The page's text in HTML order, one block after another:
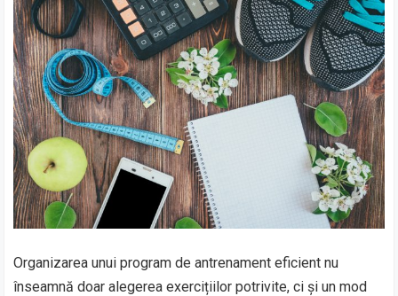
Organizarea unui program de antrenament eficient nu
înseamnă doar alegerea exercițiilor potrivite, ci și un mod